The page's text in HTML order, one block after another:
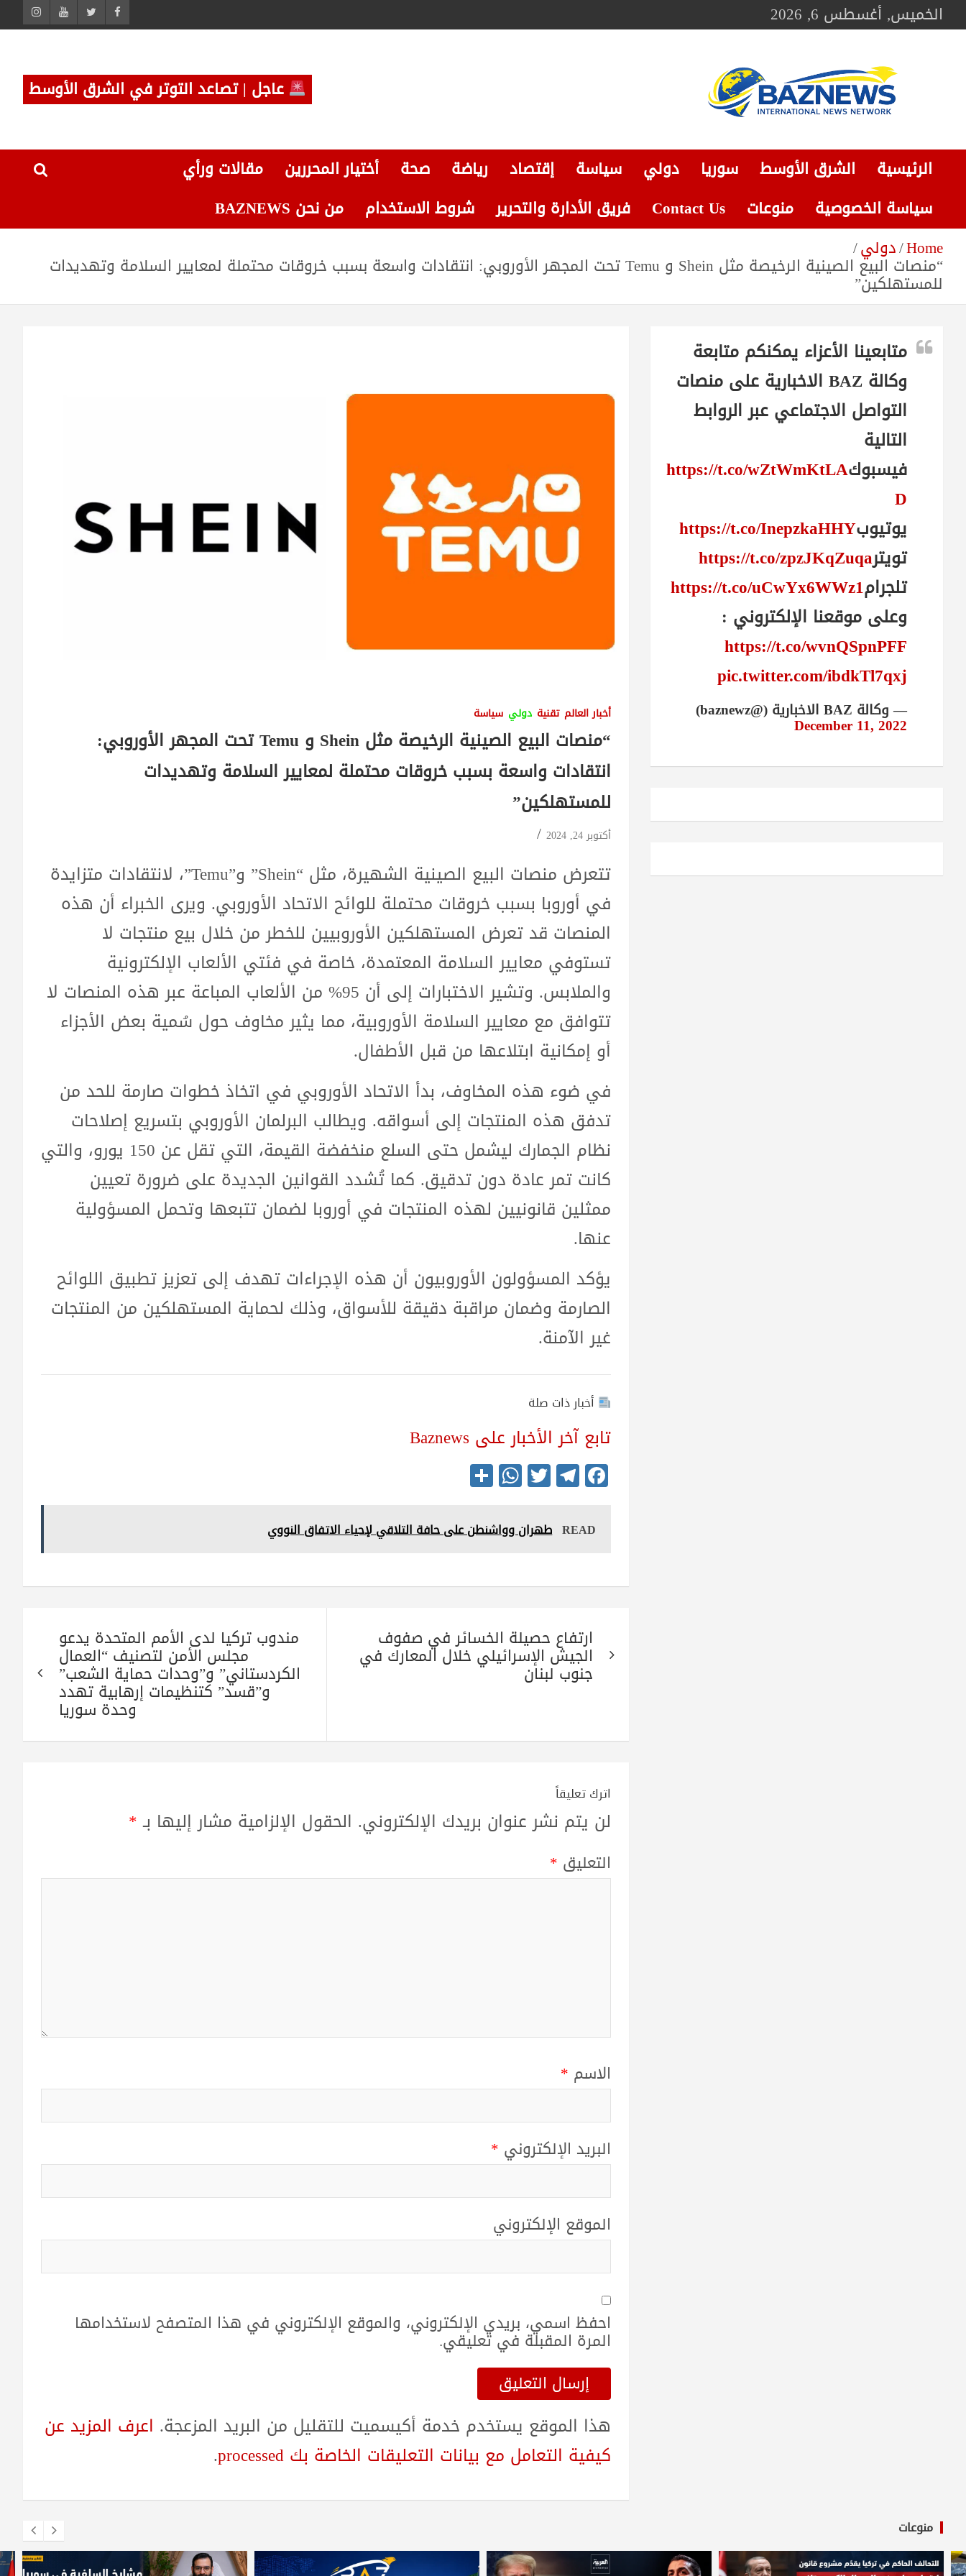
Skip
to الخميس, أغسطس 6, 2026
شبكة باز الإخبارية
عاجل | تصاعد التوتر في الشرق الأوسط
الرئيسية الشرق الأوسط سوريا دولي سياسة إقتصاد رياضة صحة أختيار المحررين
مقالات ورأي
سياسة الخصوصية
منوعات Contact Us فريق الأدارة والتحرير شروط الاستخدام
من نحن BAZNEWS
Home دولي
“منصات البيع الصينية الرخيصة مثل Shein و Temu تحت المجهر الأوروبي: انتقادات واسعة بسبب خروقات محتملة لمعايير السلامة وتهديدات
للمستهلكين”
أخبار العالم تقنية دولي سياسة
“منصات البيع الصينية الرخيصة مثل Shein و Temu تحت المجهر الأوروبي:
انتقادات واسعة بسبب خروقات محتملة لمعايير السلامة وتهديدات
للمستهلكين”
أكتوبر 24, 2024
تتعرض منصات البيع الصينية الشهيرة، مثل “Shein” و”Temu”، لانتقادات متزايدة
في أوروبا بسبب خروقات محتملة للوائح الاتحاد الأوروبي. ويرى الخبراء أن هذه
المنصات قد تعرض المستهلكين الأوروبيين للخطر من خلال بيع منتجات لا
تستوفي معايير السلامة المعتمدة، خاصة في فئتي الألعاب الإلكترونية
والملابس. وتشير الاختبارات إلى أن 95% من الألعاب المباعة عبر هذه المنصات لا
تتوافق مع معايير السلامة الأوروبية، مما يثير مخاوف حول سُمية بعض الأجزاء
أو إمكانية ابتلاعها من قبل الأطفال.
في ضوء هذه المخاوف، بدأ الاتحاد الأوروبي في اتخاذ خطوات صارمة للحد من
تدفق هذه المنتجات إلى أسواقه. ويطالب البرلمان الأوروبي بتسريع إصلاحات
نظام الجمارك ليشمل حتى السلع منخفضة القيمة، التي تقل عن 150 يورو، والتي
كانت تمر عادة دون تدقيق. كما تُشدد القوانين الجديدة على ضرورة تعيين
ممثلين قانونيين لهذه المنتجات في أوروبا لضمان تتبعها وتحمل المسؤولية
عنها.
يؤكد المسؤولون الأوروبيون أن هذه الإجراءات تهدف إلى تعزيز تطبيق اللوائح
الصارمة وضمان مراقبة دقيقة للأسواق، وذلك لحماية المستهلكين من المنتجات
غير الآمنة.
أخبار ذات صلة
تابع آخر الأخبار على Baznews
Fa
ce
bo
ok
Te
le
gr
a
T
wi
tte
r
W
ha
ts
A
S
ha
re READ طهران وواشنطن على حافة التلاقي لإحياء الاتفاق النووي
المقالاتارتفاع حصيلة الخسائر في صفوف
الجيش الإسرائيلي خلال المعارك في
جنوب لبنان
مندوب تركيا لدى الأمم المتحدة يدعو
مجلس الأمن لتصنيف “العمال
الكردستاني” و”وحدات حماية الشعب”
و”قسد” كتنظيمات إرهابية تهدد
وحدة سوريا
اترك تعليقاً
لن يتم نشر عنوان بريدك الإلكتروني. الحقول الإلزامية مشار إليها بـ*
التعليق *
الاسم *
البريد الإلكتروني *
الموقع الإلكتروني
احفظ اسمي، بريدي الإلكتروني، والموقع الإلكتروني في هذا المتصفح لاستخدامها
المرة المقبلة في تعليقي.
هذا الموقع يستخدم خدمة أكيسميت للتقليل من البريد المزعجة. اعرف المزيد عن
كيفية التعامل مع بيانات التعليقات الخاصة بك processed
.
متابعينا الأعزاء يمكنكم متابعة
وكالة BAZ الاخبارية على منصات
التواصل الاجتماعي عبر الروابط
التالية
فيسبوكhttps://t.co/wZtWmKtLA
D
يوتيوبhttps://t.co/InepzkaHHY
تويترhttps://t.co/zpzJKqZuqa
تلجرامhttps://t.co/uCwYx6WWz1
وعلى موقعنا الإلكتروني :
https://t.co/wvnQSpnPFF
pic.twitter.com/ibdkTl7qxj
— وكالة BAZ الاخبارية (@baznewz)
December 11, 2022
منوعات